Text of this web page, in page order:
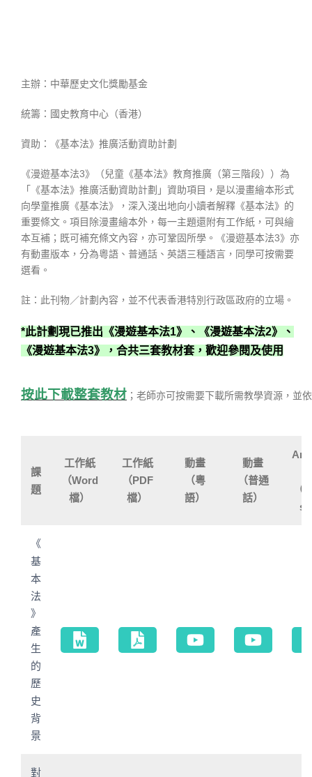
主辦：中華歷史文化獎勵基金
統籌：國史教育中心（香港）
資助：《基本法》推廣活動資助計劃
《漫遊基本法3》（兒童《基本法》教育推廣（第三階段））為
「《基本法》推廣活動資助計劃」資助項目，是以漫畫繪本形式
向學童推廣《基本法》，深入淺出地向小讀者解釋《基本法》的
重要條文。項目除漫畫繪本外，每一主題還附有工作紙，可與繪
本互補；既可補充條文內容，亦可鞏固所學。《漫遊基本法3》亦
有動畫版本，分為粵語、普通話、英語三種語言，同學可按需要
選看。
註：此刊物／計劃內容，並不代表香港特別行政區政府的立場。
*此計劃現已推出《漫遊基本法1》、《漫遊基本法2》、
《漫遊基本法3》，合共三套教材套，歡迎參閱及使用
按此下載整套教材；老師亦可按需要下載所需教學資源，並
課
題
工作紙
（Word
檔）
工作紙
（PDF
檔）
動畫
（粵
語）
動畫
（普通
話）
（
《
基
本
法
》
產
生
的
歷
史
背
景
對